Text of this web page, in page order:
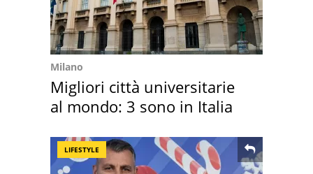
Milano
Migliori città universitarie
al mondo: 3 sono in Italia
LIFESTYLE